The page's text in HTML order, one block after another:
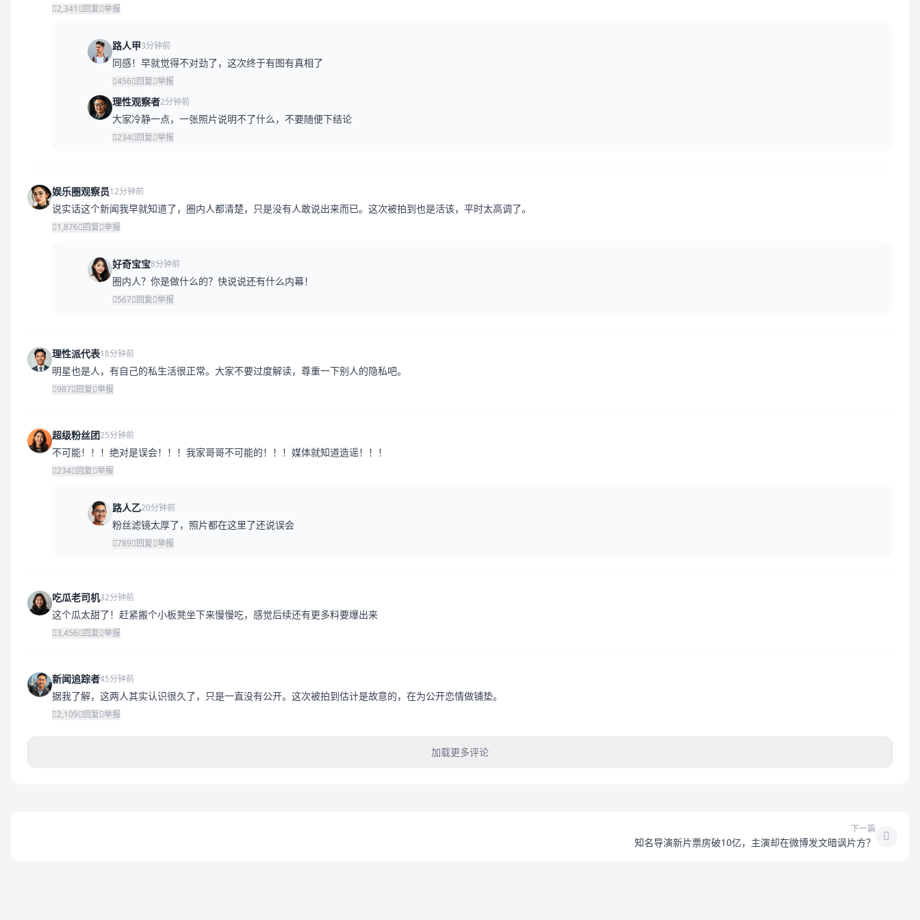
2,341 回复 举报
路人甲3分钟前
同感！早就觉得不对劲了，这次终于有图有真相了
456 回复 举报
理性观察者2分钟前
大家冷静一点，一张照片说明不了什么，不要随便下结论
234 回复 举报
娱乐圈观察员12分钟前
说实话这个新闻我早就知道了，圈内人都清楚，只是没有人敢说出来而已。这次被拍到也是活该，平时太高调了。
1,876 回复 举报
好奇宝宝8分钟前
圈内人？你是做什么的？快说说还有什么内幕！
567 回复 举报
理性派代表18分钟前
明星也是人，有自己的私生活很正常。大家不要过度解读，尊重一下别人的隐私吧。
987 回复 举报
超级粉丝团25分钟前
不可能！！！绝对是误会！！！我家哥哥不可能的！！！媒体就知道造谣！！！
234 回复 举报
路人乙20分钟前
粉丝滤镜太厚了，照片都在这里了还说误会
789 回复 举报
吃瓜老司机32分钟前
这个瓜太甜了！赶紧搬个小板凳坐下来慢慢吃，感觉后续还有更多料要爆出来
3,456 回复 举报
新闻追踪者45分钟前
据我了解，这两人其实认识很久了，只是一直没有公开。这次被拍到估计是故意的，在为公开恋情做铺垫。
2,109 回复 举报
加载更多评论
下一篇
知名导演新片票房破10亿，主演却在微博发文暗讽片方？